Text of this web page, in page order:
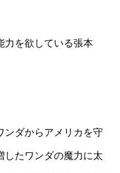
力を欲している張本
ンダからアメリカを守
したワンダの魔力に太